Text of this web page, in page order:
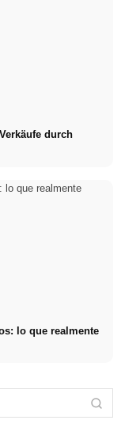
durch
lo que realmente
los estudios en